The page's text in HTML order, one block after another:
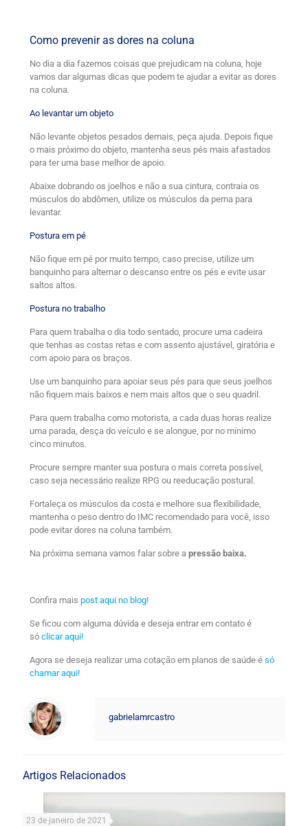
Como prevenir as dores na coluna
No dia a dia fazemos coisas que prejudicam na coluna, hoje
vamos dar algumas dicas que podem te ajudar a evitar as dores
na coluna.
Ao levantar um objeto
Não levante objetos pesados demais, peça ajuda. Depois fique
o mais próximo do objeto, mantenha seus pés mais afastados
para ter uma base melhor de apoio.
Abaixe dobrando os joelhos e não a sua cintura, contraia os
músculos do abdômen, utilize os músculos da perna para
levantar.
Postura em pé
Não fique em pé por muito tempo, caso precise, utilize um
banquinho para alternar o descanso entre os pés e evite usar
saltos altos.
Postura no trabalho
Para quem trabalha o dia todo sentado, procure uma cadeira
que tenhas as costas retas e com assento ajustável, giratória e
com apoio para os braços.
Use um banquinho para apoiar seus pés para que seus joelhos
não fiquem mais baixos e nem mais altos que o seu quadril.
Para quem trabalha como motorista, a cada duas horas realize
uma parada, desça do veículo e se alongue, por no mínimo
cinco minutos.
Procure sempre manter sua postura o mais correta possível,
caso seja necessário realize RPG ou reeducação postural.
Fortaleça os músculos da costa e melhore sua flexibilidade,
mantenha o peso dentro do IMC recomendado para você, isso
pode evitar dores na coluna também.
Na próxima semana vamos falar sobre a pressão baixa.
Confira mais post aqui no blog!
Se ficou com alguma dúvida e deseja entrar em contato é
só clicar aqui!
Agora se deseja realizar uma cotação em planos de saúde é só
chamar aqui!
gabrielamrcastro
Artigos Relacionados
23 de janeiro de 2021